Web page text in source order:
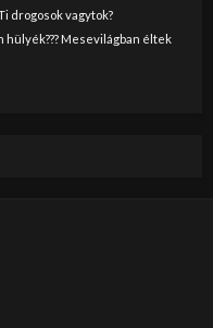
drogosok vagytok?
Mesevilágban éltek